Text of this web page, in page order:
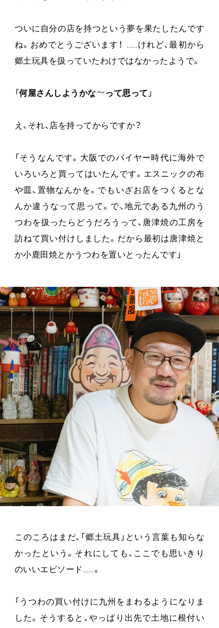
ついに自分の店を持つという夢を果たしたんです
ね。おめでとうございます！ ……けれど、最初から
郷土玩具を扱っていたわけではなかったようで。
「何屋さんしようかな〜って思って 」
え、それ、店を持ってからですか？
「そうなんです。大阪でのバイヤー時代に海外で
いろいろと買ってはいたんです。エスニックの布
や皿、置物なんかを。でもいざお店をつくるとな
んか違うなって思って。で、地元である九州のう
つわを扱ったらどうだろうって、唐津焼の工房を
訪ねて買い付けしました。だから最初は唐津焼と
か小鹿田焼とかうつわを置いとったんです」
このころはまだ、「郷土玩具」という言葉も知らな
かったという。それにしても、ここでも思いきり
のいいエピソード……。
「うつわの買い付けに九州をまわるようになりま
した。そうすると、やっぱり出先で土地に根付い